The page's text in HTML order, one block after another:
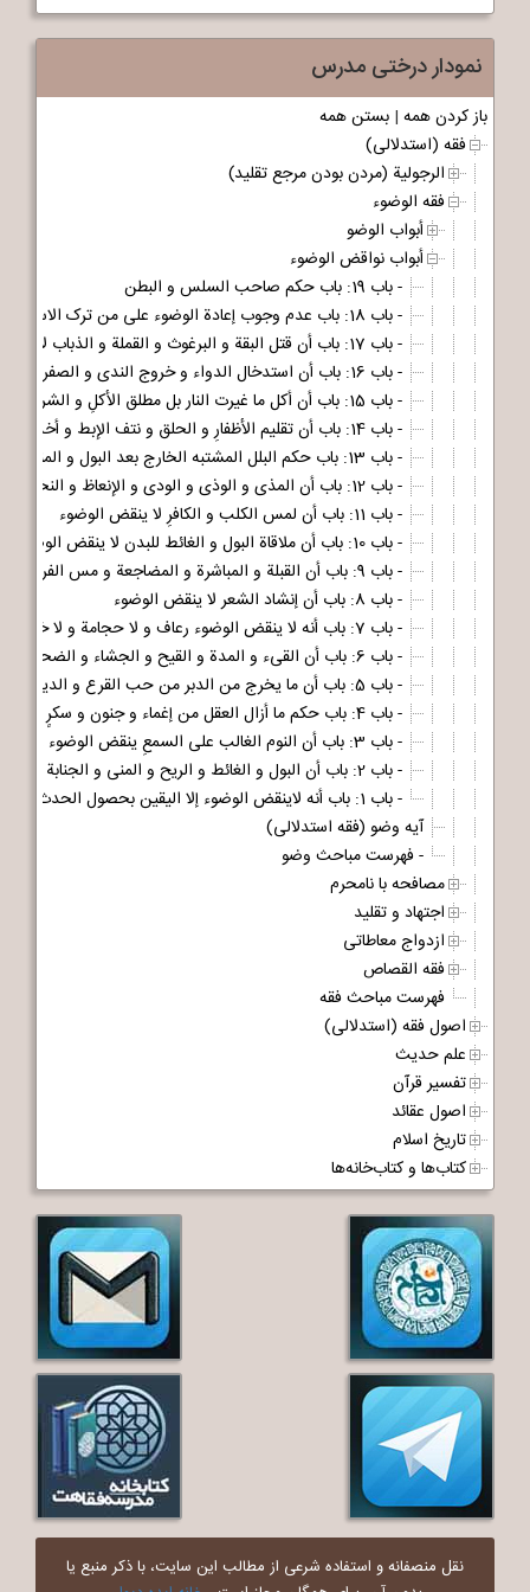
نمودار درختی مدرس
باز کردن همه | بستن همه
فقه (استدلالی)
الرجولیة (مردن بودن مرجع تقلید)
فقه الوضوء
أبواب الوضو
أبواب نواقض الوضوء
- باب 19: باب حکم صاحب السلس و البطن
- باب 18: باب عدم وجوب إعادة الوضوء علی من ترک الاستنجاء و توضأ و صلی و وجوب إعادة الصلاة حینئذ
- باب 17: باب أن قتل البقة و البرغوث و القملة و الذباب لا ینقض الوضوء و کذا الکذب علی الله و علی رسوله و علی الأئمة ع
- باب 16: باب أن استدخال الدواء و خروج الندی و الصفرة من المقعدة و الناصورِ لا ینقض الوضوء
- باب 15: باب أن أکل ما غیرت النار بل مطلق الأکلِ و الشرب و استدخال أی شیء کان لا ینقض الوضوء
- باب 14: باب أن تقلیم الأظفارِ و الحلق و نتف الإبط و أخذ الشعر لا ینقض الوضوء و لکن یستحب مسح الموضعِ بالماء إذا کان بِالحدید
- باب 13: باب حکم البلل المشتبه الخارج بعد البول و المنی
- باب 12: باب أن المذی و الوذی و الودی و الإنعاظ و النخامة و البصاق و المخاط لا ینقض شیء منها الوضوء لکن یستحب الوضوء من المذی عن شهوة
- باب 11: باب أن لمس الکلب و الکافرِ لا ینقض الوضوء
- باب 10: باب أن ملاقاة البول و الغائط للبدن لا ینقض الوضوء
- باب 9: باب أن القبلة و المباشرة و المضاجعة و مس الفرجِ مطلقا و نحو ذلک مما دون الجماع لا ینقض الوضوء
- باب 8: باب أن إنشاد الشعر لا ینقض الوضوء
- باب 7: باب أنه لا ینقض الوضوء رعاف و لا حجامة و لا خروج دم غیر الحیض و الاستحاضة و النفاس، مخزن تبصرة المؤمنین فی تفسیر القرآن المبین
- باب 6: باب أن القیء و المدة و القیح و الجشاء و الضحک و القهقهة و القرقرة فی البطن لا ینقض شیء منها الوضوء
- باب 5: باب أن ما یخرج من الدبر من حب القرع و الدیدان لا ینقض الوضوء إلا أن یکون متلطخا بالعذرة
- باب 4: باب حکم ما أزال العقل من إغماء و جنون و سکرٍ و غیرِها
- باب 3: باب أن النوم الغالب علی السمعِ ینقض الوضوء علی أی حال کان و أنه لا ینقض الوضوء شیء من الأشیاء غیر الأحداث المنصوصة
- باب 2: باب أن البول و الغائط و الریح و المنی و الجنابة تنقض الوضوء
- باب 1: باب أنه لاینقض الوضوء إلا الیقین بحصول الحدث دون الظن و الشک
آیه وضو (فقه استدلالی)
- فهرست مباحث وضو
مصافحه با نامحرم
اجتهاد و تقلید
ازدواج معاطاتی
فقه القصاص
فهرست مباحث فقه
اصول فقه (استدلالی)
علم حدیث
تفسیر قرآن
اصول عقائد
تاریخ اسلام
کتاب‌ها و کتاب‌خانه‌ها
نقل منصفانه و استفاده شرعی از مطالب این سایت، با ذکر منبع یا